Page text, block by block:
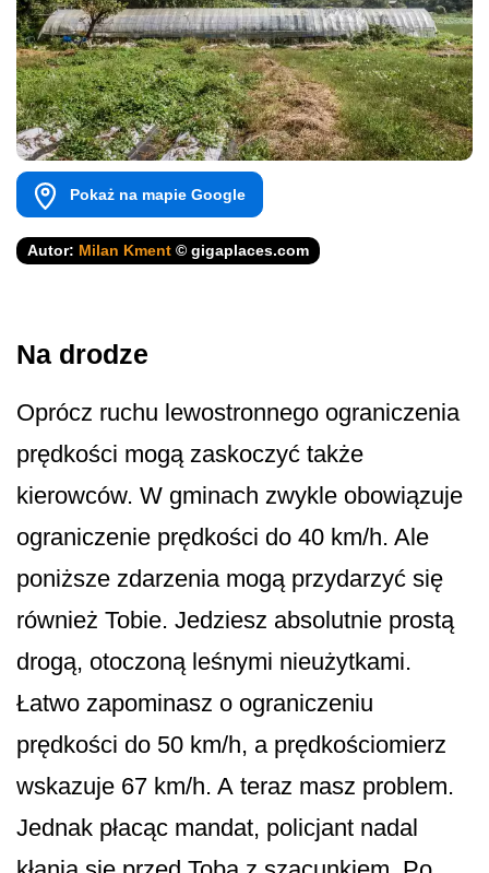
Pokaż na mapie Google
Autor: Milan Kment © gigaplaces.com
Na drodze
Oprócz ruchu lewostronnego ograniczenia
prędkości mogą zaskoczyć także
kierowców. W gminach zwykle obowiązuje
ograniczenie prędkości do 40 km/h. Ale
poniższe zdarzenia mogą przydarzyć się
również Tobie. Jedziesz absolutnie prostą
drogą, otoczoną leśnymi nieużytkami.
Łatwo zapominasz o ograniczeniu
prędkości do 50 km/h, a prędkościomierz
wskazuje 67 km/h. A teraz masz problem.
Jednak płacąc mandat, policjant nadal